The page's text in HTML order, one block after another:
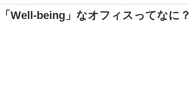
Well-being」なオフィスってなに？